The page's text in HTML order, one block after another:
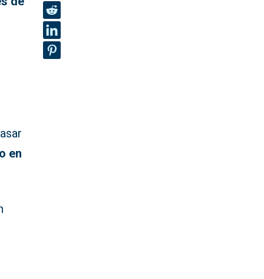
en